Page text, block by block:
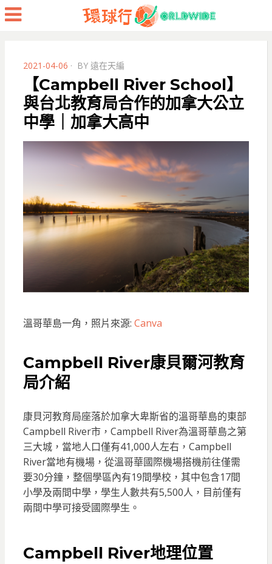
Menu
POSTED
ON
2021-04-06 BY 遠在天編
【Campbell River School】
與台北教育局合作的加拿大公立
中學｜加拿大高中
溫哥華島一角，照片來源: Canva
Campbell River康貝爾河教育
局介紹
康貝河教育局座落於加拿大卑斯省的溫哥華島的東部
Campbell River市，Campbell River為溫哥華島之第
三大城，當地人口僅有41,000人左右，Campbell
River當地有機場，從溫哥華國際機場搭機前往僅需
要30分鐘，整個學區內有19間學校，其中包含17間
小學及兩間中學，學生人數共有5,500人，目前僅有
兩間中學可接受國際學生。
Campbell River地理位置